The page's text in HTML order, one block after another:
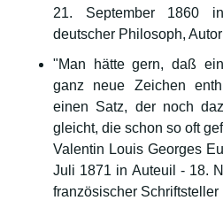
21. September 1860
deutscher Philosoph,
"Man hätte gern, daß
ganz neue Zeichen
einen Satz, der noch
gleicht, die schon so oft
Valentin Louis Georges
Juli 1871 in Auteuil - 18.
französischer Schriftsteller